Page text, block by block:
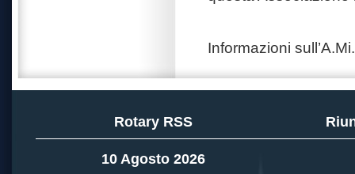
Informazioni
Rotary RSS
10 Agosto 2026